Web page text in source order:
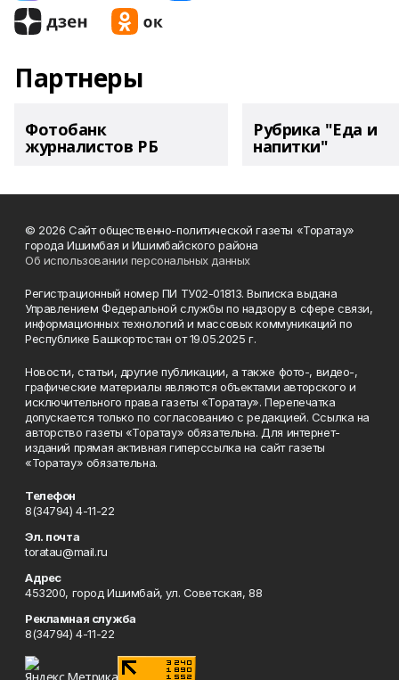
Партнеры
Фотобанк
журналистов РБ
Рубрика "Еда и
напитки"
© 2026 Сайт общественно-политической газеты «Торатау»
города Ишимбая и Ишимбайского района
Об использовании персональных данных
Регистрационный номер ПИ ТУ02-01813. Выписка выдана
Управлением Федеральной службы по надзору в сфере связи,
информационных технологий и массовых коммуникаций по
Республике Башкортостан от 19.05.2025 г.
Новости, статьи, другие публикации, а также фото-, видео-,
графические материалы являются объектами авторского и
исключительного права газеты «Торатау». Перепечатка
допускается только по согласованию с редакцией. Ссылка на
авторство газеты «Торатау» обязательна. Для интернет-
изданий прямая активная гиперссылка на сайт газеты
«Торатау» обязательна.
Телефон
8(34794) 4-11-22
Эл. почта
toratau@mail.ru
Адрес
453200, город Ишимбай, ул. Советская, 88
Рекламная служба
8(34794) 4-11-22